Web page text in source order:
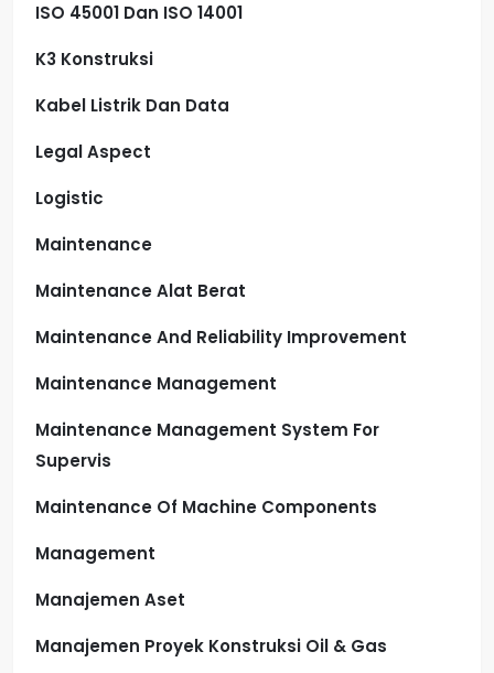
ISO 45001 Dan ISO 14001
K3 Konstruksi
Kabel Listrik Dan Data
Legal Aspect
Logistic
Maintenance
Maintenance Alat Berat
Maintenance And Reliability Improvement
Maintenance Management
Maintenance Management System For
Supervis
Maintenance Of Machine Components
Management
Manajemen Aset
Manajemen Proyek Konstruksi Oil & Gas